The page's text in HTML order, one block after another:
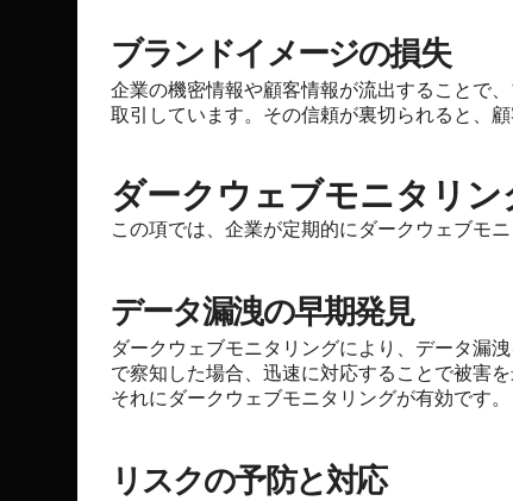
ブランドイメージの損失
企業の機密情報や顧客情報が流出することで
取引しています。その信頼が裏切られると、
ダークウェブモニタリン
この項では、企業が定期的にダークウェブモ
データ漏洩の早期発見
ダークウェブモニタリングにより、データ漏
で察知した場合、迅速に対応することで被害
それにダークウェブモニタリングが有効です。
リスクの予防と対応